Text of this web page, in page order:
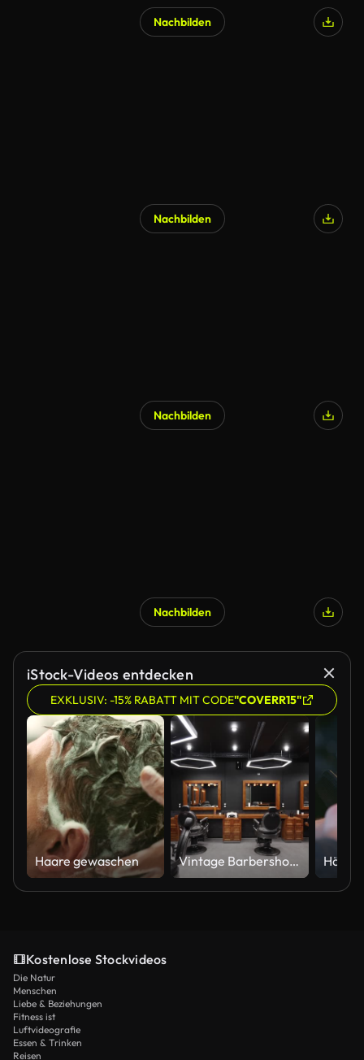
Nachbilden
Nachbilden
Nachbilden
Nachbilden
iStock-Videos entdecken
EXKLUSIV: -15% RABATT MIT CODE"COVERR15"
Haare gewaschen Vintage Barbershop Interieur - Bewegung entlang der Stühle, Holztische und Spiegel. Stilvolles Haarstudio im Innenbereich. Stilvolles Schönheitssalon-Design mit moderner Beleuchtung und Lampen
Kostenlose Stockvideos
Die Natur
Menschen
Liebe & Beziehungen
Fitness ist
Luftvideografie
Essen & Trinken
Reisen